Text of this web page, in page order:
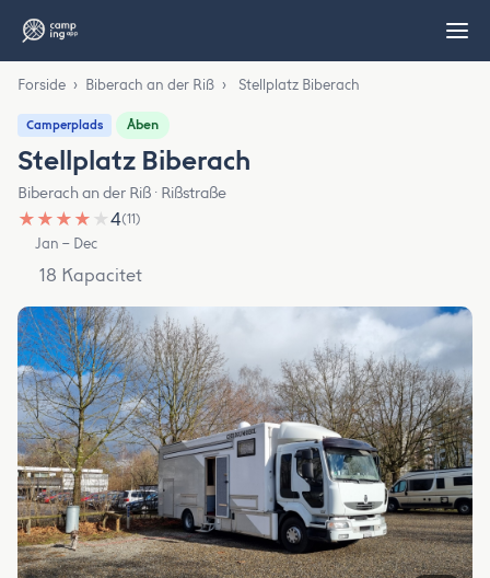
Forside › Biberach an der Riß › Stellplatz Biberach
Camperplads Åben
Stellplatz Biberach
Biberach an der Riß · Rißstraße
★ ★ ★ ★ ★4(11)
Jan – Dec
18 Kapacitet